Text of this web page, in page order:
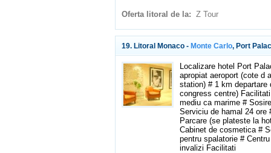
Oferta litoral de la: Z Tour
19. Litoral Monaco - Monte Carlo, Port
Localizare hotel Port
apropiat aeroport (cote d
station) # 1 km departare
congress centre)
mediu ca marime #
Serviciu de hamal 24 ore
Parcare (se plateste la
Cabinet de cosmetica #
pentru spalatorie #
invalizi Facilitati